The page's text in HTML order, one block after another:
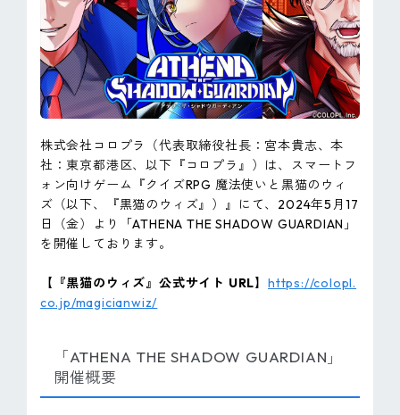
ピンマーク
EN
株式会社コロプラ（代表取締役社長：宮本貴志、本
社：東京都港区、以下『コロプラ』）は、スマートフ
ォン向けゲーム『クイズRPG 魔法使いと黒猫のウィ
ズ（以下、『黒猫のウィズ』）』にて、2024年5月17
日（金）より「ATHENA THE SHADOW GUARDIAN」
を開催しております。
【『黒猫のウィズ』公式サイト URL】https://colopl.
co.jp/magicianwiz/
「ATHENA THE SHADOW GUARDIAN」
開催概要